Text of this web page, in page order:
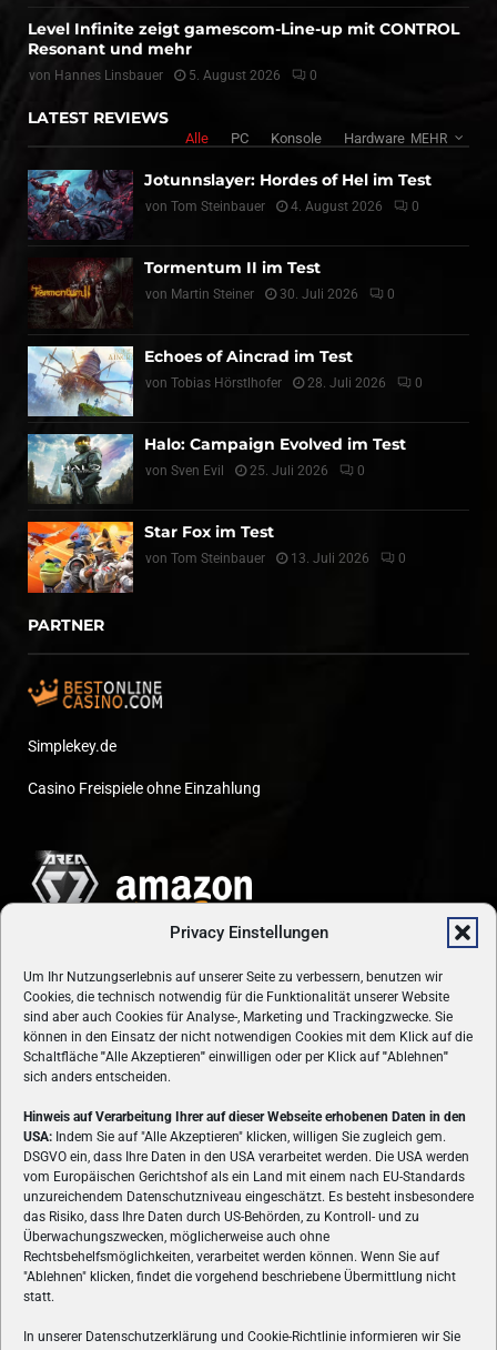
Privacy Einstellungen
Um Ihr Nutzungserlebnis auf unserer Seite zu verbessern, benutzen wir
Cookies, die technisch notwendig für die Funktionalität unserer Website
sind aber auch Cookies für Analyse-, Marketing und Trackingzwecke. Sie
können in den Einsatz der nicht notwendigen Cookies mit dem Klick auf die
Schaltfläche "Alle Akzeptieren" einwilligen oder per Klick auf"Ablehnen"
sich anders entscheiden.
Hinweis auf Verarbeitung Ihrer auf dieser Webseite erhobenen Daten in den
USA: Indem Sie auf "Alle Akzeptieren" klicken, willigen Sie zugleich gem.
DSGVO ein, dass Ihre Daten in den USA verarbeitet werden. Die USA werden
vom Europäischen Gerichtshof als ein Land mit einem nach EU-Standards
unzureichendem Datenschutzniveau eingeschätzt. Es besteht insbesondere
das Risiko, dass Ihre Daten durch US-Behörden, zu Kontroll- und zu
Überwachungszwecken, möglicherweise auch ohne
Rechtsbehelfsmöglichkeiten, verarbeitet werden können. Wenn Sie auf
"Ablehnen" klicken, findet die vorgehend beschriebene Übermittlung nicht
statt.
In unserer Datenschutzerklärung und Cookie-Richtlinie informieren wir Sie
Level Infinite zeigt gamescom-Line-up mit CONTROL
Resonant und mehr
von Hannes Linsbauer 5. August 2026 0
LATEST REVIEWS
Alle PC Konsole Hardware MEHR
Jotunnslayer: Hordes of Hel im Test
von Tom Steinbauer 4. August 2026 0
Tormentum II im Test
von Martin Steiner 30. Juli 2026 0
Echoes of Aincrad im Test
von Tobias Hörstlhofer 28. Juli 2026 0
Halo: Campaign Evolved im Test
von Sven Evil 25. Juli 2026 0
Star Fox im Test
von Tom Steinbauer 13. Juli 2026 0
PARTNER
Simplekey.de
Casino Freispiele ohne Einzahlung
ÜBER UNS
VON GAMERN, FÜR GAMER! Gamers.at ist das älteste Online-
Spielemagazin Österreichs und bringt täglich aktuelle News,
Reviews und Videos zu PC- und Konsolenspielen, Gaming-
Hardware und aus der Welt des e-Sport's.